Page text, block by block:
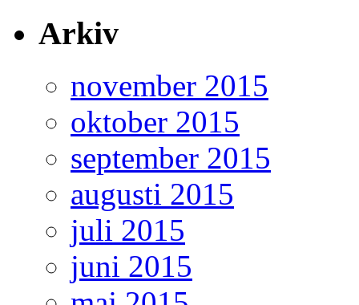
Arkiv
november 2015
oktober 2015
september 2015
augusti 2015
juli 2015
juni 2015